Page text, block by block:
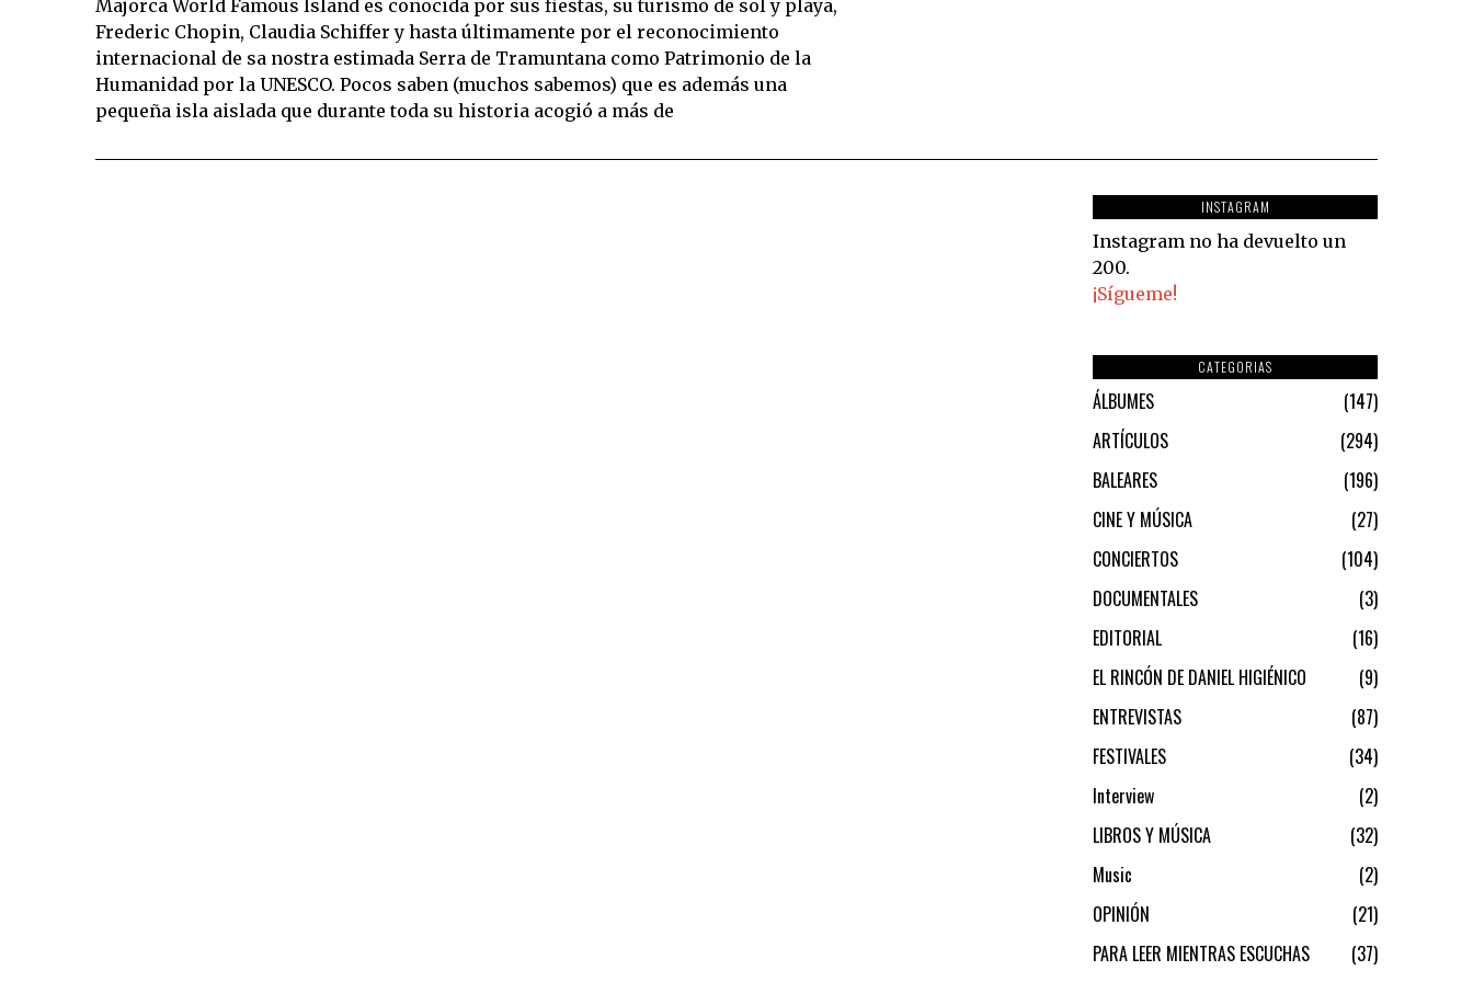
Majorca World Famous Island es conocida por sus fiestas, su turismo de sol y playa,
Frederic Chopin, Claudia Schiffer y hasta últimamente por el reconocimiento
internacional de sa nostra estimada Serra de Tramuntana como Patrimonio de la
Humanidad por la UNESCO. Pocos saben (muchos sabemos) que es además una
pequeña isla aislada que durante toda su historia acogió a más de
INSTAGRAM
Instagram no ha devuelto un
200.
¡Sígueme!
CATEGORIAS
ÁLBUMES
147
ARTÍCULOS
294
BALEARES
196
CINE Y MÚSICA
27
CONCIERTOS
104
DOCUMENTALES
3
EDITORIAL
16
EL RINCÓN DE DANIEL HIGIÉNICO
9
ENTREVISTAS
87
FESTIVALES
34
Interview
2
LIBROS Y MÚSICA
32
Music
2
OPINIÓN
21
PARA LEER MIENTRAS ESCUCHAS
37